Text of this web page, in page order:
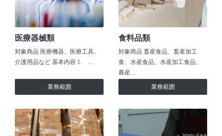
医療器械類
対象商品 医療機器、医療工具、
介護用品など 基本内容 1. …
業務範囲
食料品類
対象商品 畜産食品、畜産加工
食、水産食品、水産加工食品、
農産…
業務範囲